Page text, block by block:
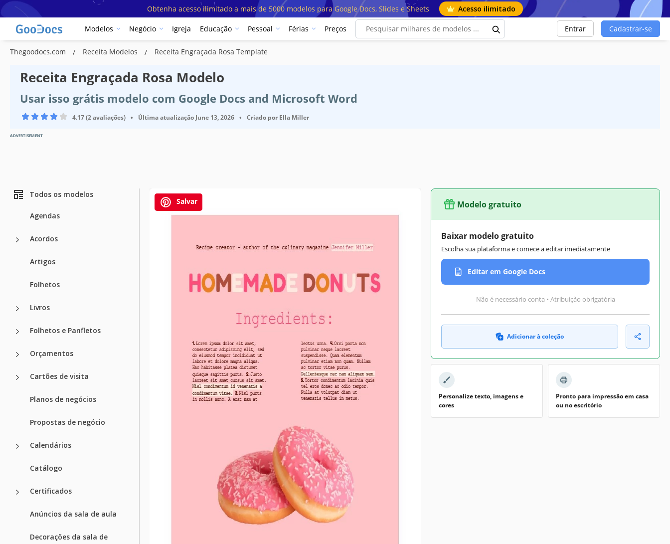
Obtenha acesso ilimitado a mais de 5000 modelos para Google Docs, Slides e Sheets Acesso ilimitado
Modelos Negócio Igreja Educação Pessoal Férias Preços Entrar Cadastrar-se
Thegoodocs.com Receita Modelos Receita Engraçada Rosa Template
Receita Engraçada Rosa Modelo
Usar isso grátis modelo com Google Docs and Microsoft Word
4.17 (2 avaliações) • Última atualização June 13, 2026 • Criado por Ella Miller
ADVERTISEMENT
Todos os modelos
Agendas
Acordos
Artigos
Folhetos
Livros
Folhetos e Panfletos
Orçamentos
Cartões de visita
Planos de negócios
Propostas de negócio
Calendários
Catálogo
Certificados
Anúncios da sala de aula
Decorações da sala de
Salvar Modelo gratuito
Baixar modelo gratuito
Escolha sua plataforma e comece a editar imediatamente
Editar em Google Docs
Não é necessário conta • Atribuição obrigatória
Adicionar à coleção
Personalize texto, imagens e
cores
Pronto para impressão em casa
ou no escritório